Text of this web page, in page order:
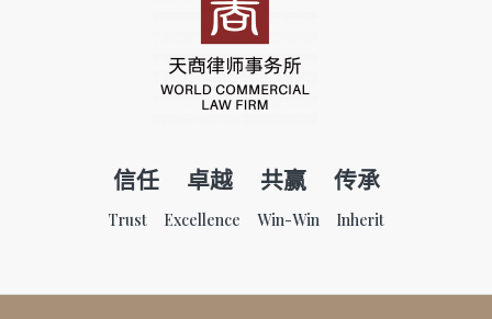
信任 卓越 共赢 传承
Trust Excellence Win-Win Inherit